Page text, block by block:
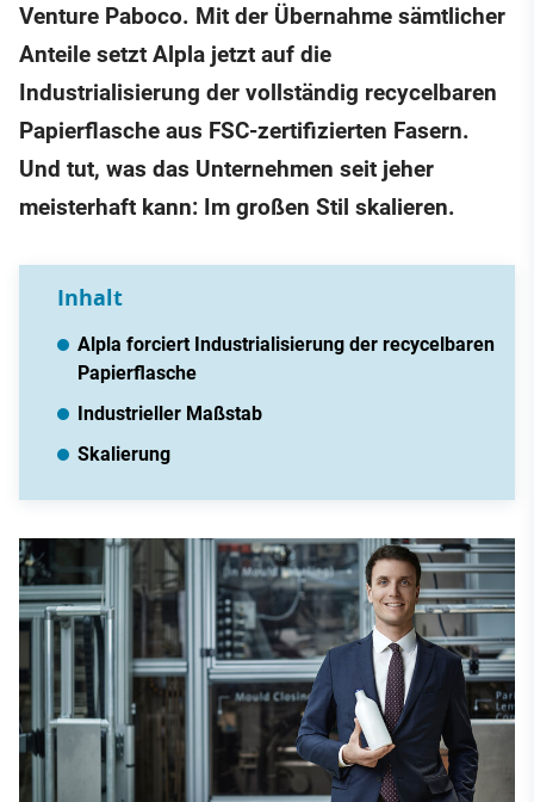
Venture Paboco. Mit der Übernahme sämtlicher
Anteile setzt Alpla jetzt auf die
Industrialisierung der vollständig recycelbaren
Papierflasche aus FSC-zertifizierten Fasern.
Und tut, was das Unternehmen seit jeher
meisterhaft kann: Im großen Stil skalieren.
Inhalt
Alpla forciert Industrialisierung der recycelbaren
Papierflasche
Industrieller Maßstab
Skalierung